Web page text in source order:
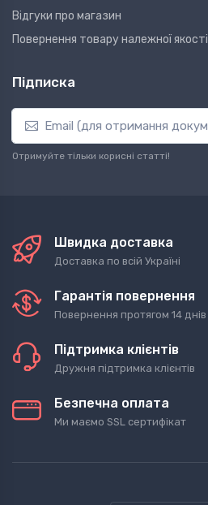
Відгуки про магазин
Повернення товару належної якості
Підписка
Отримуйте тільки корисні статті!
Швидка доставка
Доставка по всій Україні
Гарантія повернення
Повернення протягом 14 днів
Підтримка клієнтів
Дружня підтримка клієнтів
Безпечна оплата
Ми маємо SSL сертифікат